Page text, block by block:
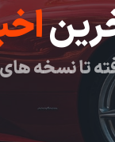
تا نسخه